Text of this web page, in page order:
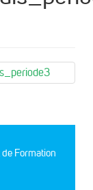
Formation